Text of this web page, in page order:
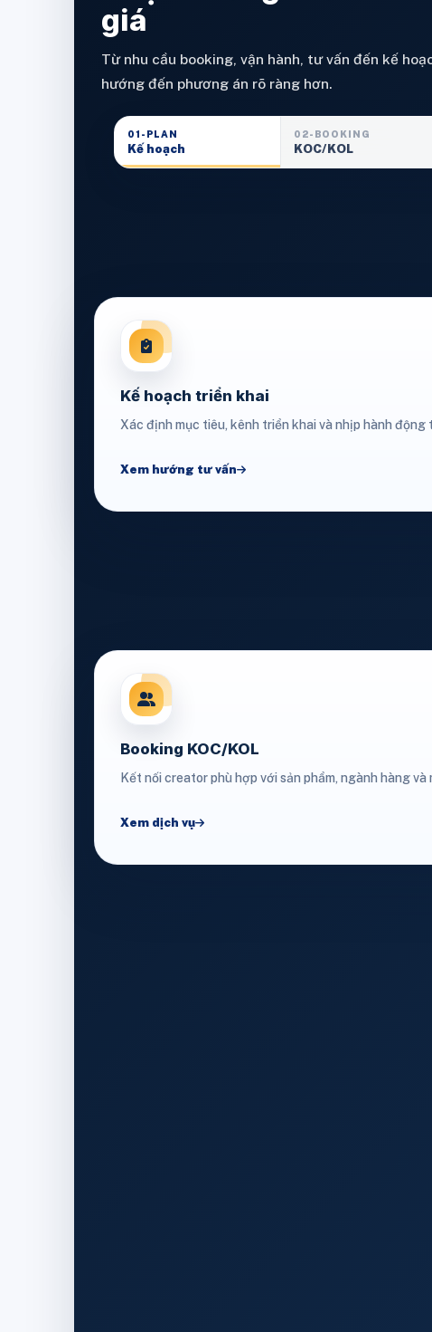
giá
Từ nhu cầu booking, vận hành, tư vấn đến kế
hướng đến phương án rõ ràng hơn.
01-PLAN
Kế hoạch
02-BOOKING
KOC/KOL
Kế hoạch triển khai
Xác định mục tiêu, kênh triển khai và nhịp hành động
Xem hướng tư vấn
Booking KOC/KOL
Kết nối creator phù hợp với sản phẩm, ngành hàng
Xem dịch vụ